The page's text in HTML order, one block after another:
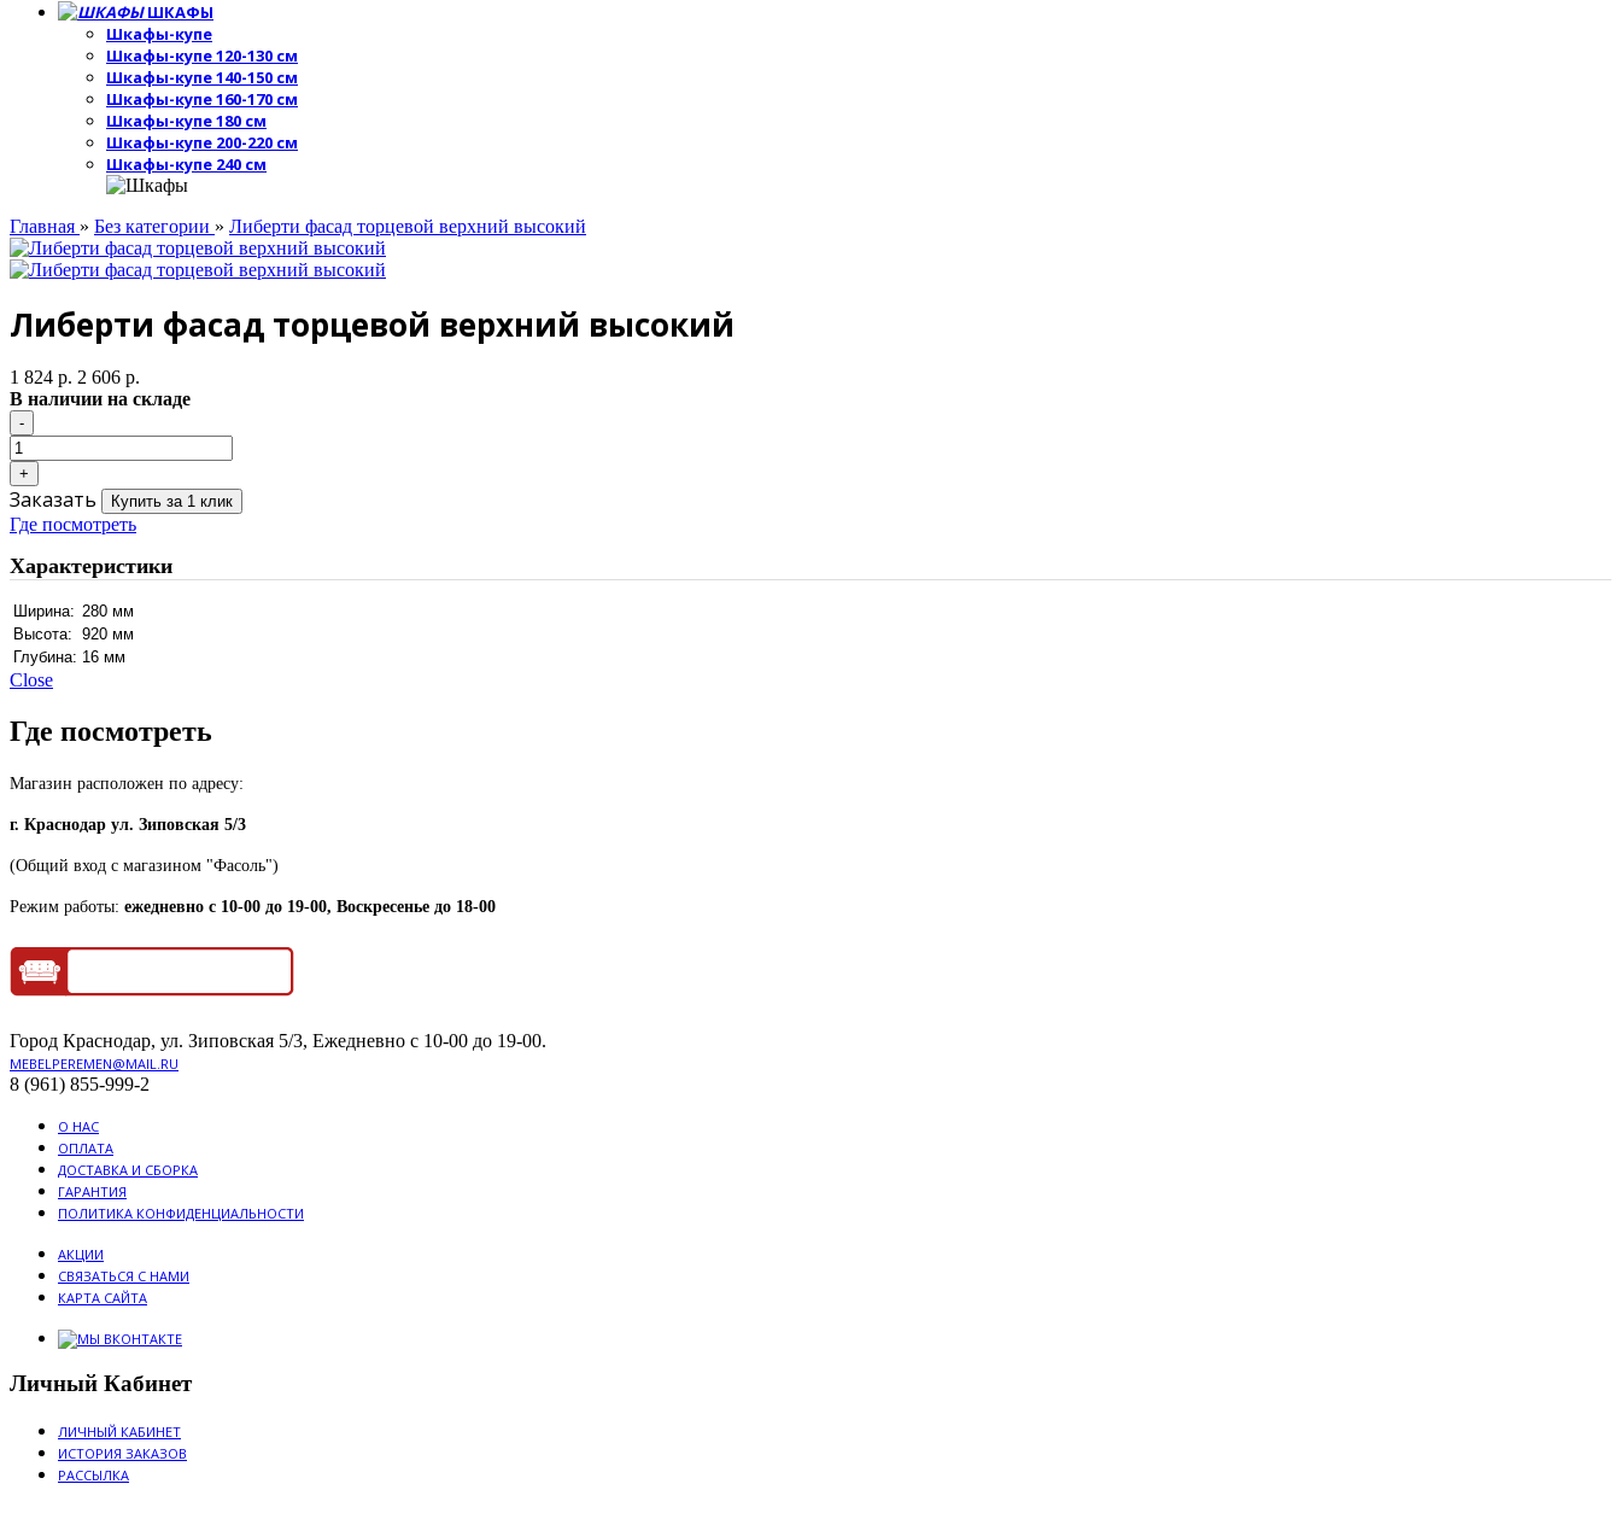
ШКАФЫ
Шкафы-купе
Шкафы-купе 120-130 см
Шкафы-купе 140-150 см
Шкафы-купе 160-170 см
Шкафы-купе 180 см
Шкафы-купе 200-220 см
Шкафы-купе 240 см
Главная » Без категории » Либерти фасад торцевой верхний высокий
Либерти фасад торцевой верхний высокий
1 824 р. 2 606 р.
В наличии на складе
Заказать Купить за 1 клик
Где посмотреть
Характеристики
Ширина: 280 мм
Высота: 920 мм
Глубина: 16 мм
Close
Где посмотреть
Магазин расположен по адресу:
г. Краснодар ул. Зиповская 5/3
(Общий вход с магазином "Фасоль")
Режим работы: ежедневно с 10-00 до 19-00, Воскресенье до 18-00
Город Краснодар, ул. Зиповская 5/3, Ежедневно с 10-00 до 19-00.
MEBELPEREMEN@MAIL.RU
8 (961) 855-999-2
О НАС
ОПЛАТА
ДОСТАВКА И СБОРКА
ГАРАНТИЯ
ПОЛИТИКА КОНФИДЕНЦИАЛЬНОСТИ
АКЦИИ
СВЯЗАТЬСЯ С НАМИ
КАРТА САЙТА
Личный Кабинет
ЛИЧНЫЙ КАБИНЕТ
ИСТОРИЯ ЗАКАЗОВ
РАССЫЛКА